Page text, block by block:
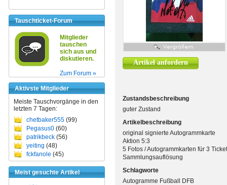
Tauschticket-Forum
Mitglieder
tauschen
sich aus und
diskutieren.
Zum Forum »
Aktivste Mitglieder
Meiste Tauschvorgänge in den
letzten 7 Tagen:
chetbaker555 (99)
Pegasus0 (60)
patrikbeck (56)
yeiting (48)
fckfanole (45)
Meist gesuchte Artikel
Artikel anfordern
Zustandsbeschreibung
guter Zustand
Artikelbeschreibung
original signierte Autogrammkarte
Aktion 5:3
5 Fotos / Autogrammkarten für 3
Sammlungsauflösung
Schlagworte
Autogramme Fußball DFB